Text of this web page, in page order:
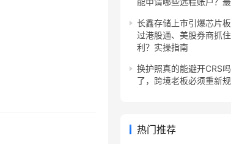
长鑫存储上市引爆芯片
过港股通、美股券商抓
利？实操指南
换护照真的能避开CRS
了，跨境老板必须重新
热门推荐